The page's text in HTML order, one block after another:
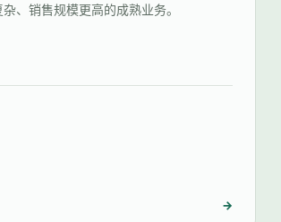
、销售规模更高的成熟业务。
→